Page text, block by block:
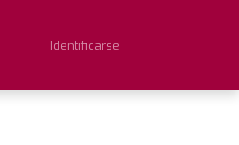
Identificarse